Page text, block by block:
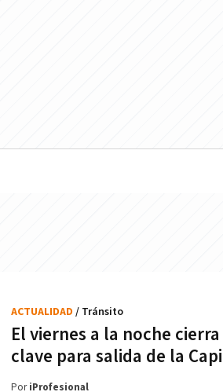
El viernes a la noche
clave para salida de la
ACTUALIDAD / Tránsito
PoriProfesional